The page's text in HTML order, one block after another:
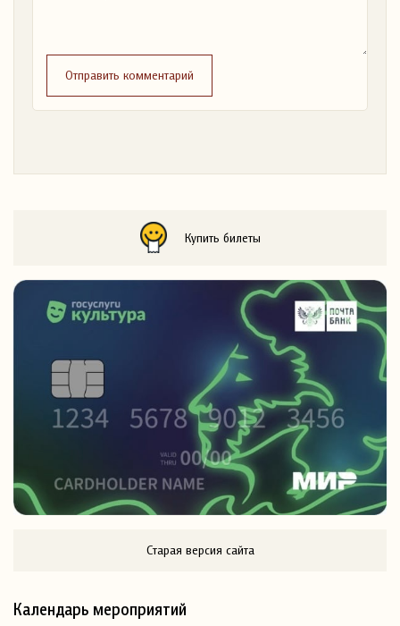
Отправить комментарий
Купить билеты
Старая версия сайта
Календарь мероприятий